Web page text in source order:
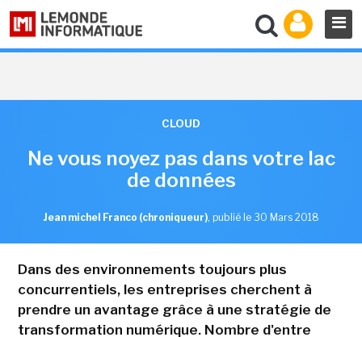
CLOUD
Ne vous noyez pas dans votre lac
de données
Jean michel Franco (chroniqueur), publié le 30 Mars 2018
Dans des environnements toujours plus
concurrentiels, les entreprises cherchent à
prendre un avantage grâce à une stratégie de
transformation numérique. Nombre d'entre